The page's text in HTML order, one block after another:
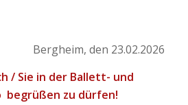
Bergheim, den 23.02.2026
/ Sie in der Ballett- und
begrüßen zu dürfen!